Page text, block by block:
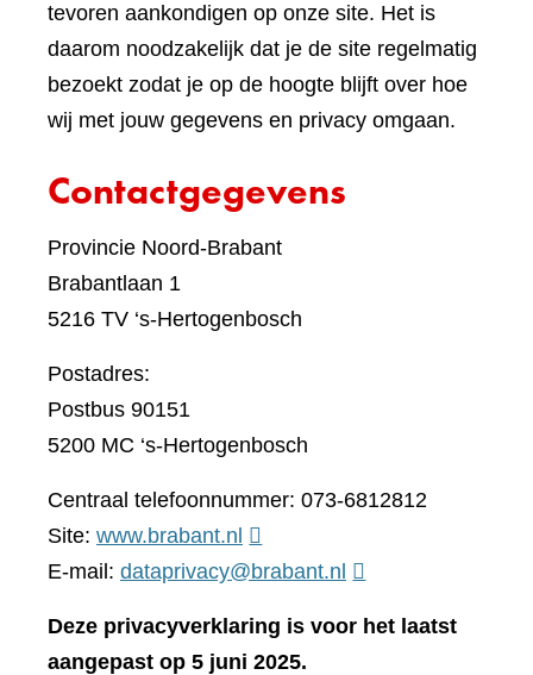
tevoren aankondigen op onze site. Het is
daarom noodzakelijk dat je de site regelmatig
bezoekt zodat je op de hoogte blijft over hoe
wij met jouw gegevens en privacy omgaan.
Contactgegevens
Provincie Noord-Brabant
Brabantlaan 1
5216 TV ‘s-Hertogenbosch
Postadres:
Postbus 90151
5200 MC ‘s-Hertogenbosch
Centraal telefoonnummer: 073-6812812
Site: www.brabant.nl (verwijst
naar
andere
E-mail: dataprivacy@brabant.nl
Deze privacyverklaring is voor het laatst
aangepast op 5 juni 2025.